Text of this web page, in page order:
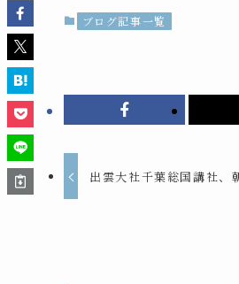
ブログ記事一覧
出雲大社千葉総国講社、